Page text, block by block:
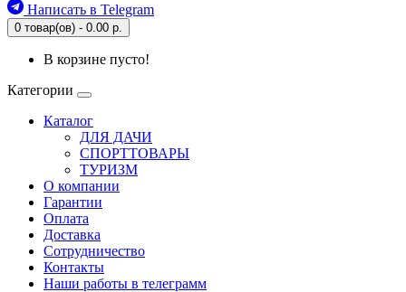
Написать в Telegram
0 товар(ов) - 0.00 р.
В корзине пусто!
Категории
Каталог
ДЛЯ ДАЧИ
СПОРТТОВАРЫ
ТУРИЗМ
О компании
Гарантии
Оплата
Доставка
Сотрудничество
Контакты
Наши работы в телеграмм